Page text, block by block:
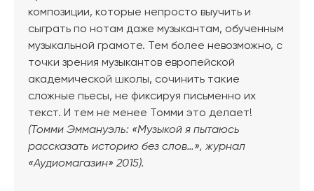
композиции, которые непросто выучить и
сыграть по нотам даже музыкантам, обученным
музыкальной грамоте. Тем более невозможно, с
точки зрения музыкантов европейской
академической школы, сочинить такие
сложные пьесы, не фиксируя письменно их
текст. И тем не менее Томми это делает!
(Томми Эммануэль: «Музыкой я пытаюсь
рассказать историю без слов…», журнал
«Аудиомагазин» 2015).